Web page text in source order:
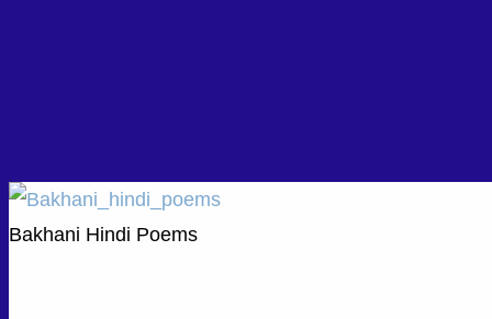
Bakhani Hindi Poems